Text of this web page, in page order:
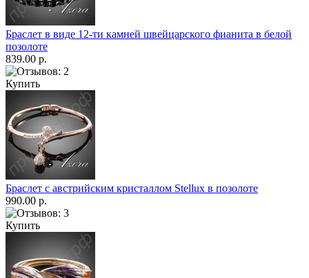
Браслет в виде 12-ти камней швейцарского фианита в белой
позолоте
839.00 р.
Купить
Браслет с австрийским кристаллом Stellux в позолоте
990.00 р.
Купить